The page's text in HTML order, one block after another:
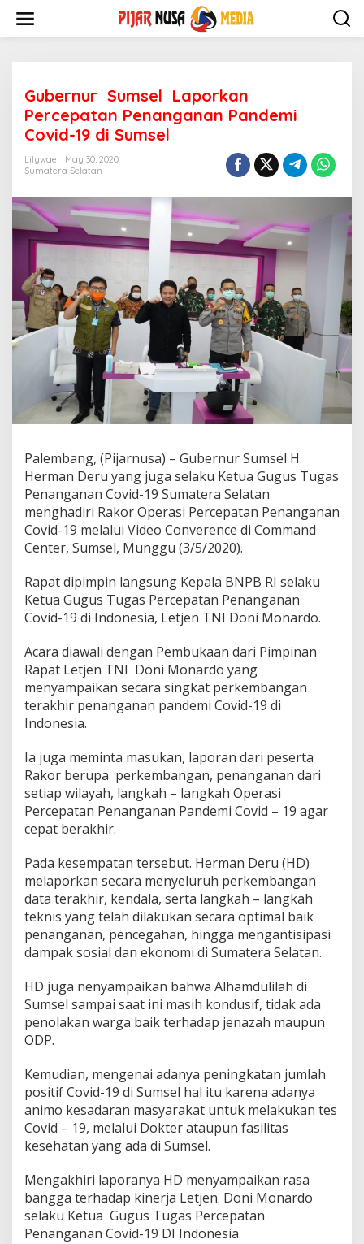
content
Gubernur Sumsel Laporkan
Percepatan Penanganan Pandemi
Covid-19 di Sumsel
Lilywae
May 30, 2020
Sumatera Selatan
Palembang, (Pijarnusa) – Gubernur Sumsel H.
Herman Deru yang juga selaku Ketua Gugus Tugas
Penanganan Covid-19 Sumatera Selatan
menghadiri Rakor Operasi Percepatan Penanganan
Covid-19 melalui Video Converence di Command
Center, Sumsel, Munggu (3/5/2020).
Rapat dipimpin langsung Kepala BNPB RI selaku
Ketua Gugus Tugas Percepatan Penanganan
Covid-19 di Indonesia, Letjen TNI Doni Monardo.
Acara diawali dengan Pembukaan dari Pimpinan
Rapat Letjen TNI Doni Monardo yang
menyampaikan secara singkat perkembangan
terakhir penanganan pandemi Covid-19 di
Indonesia.
Ia juga meminta masukan, laporan dari peserta
Rakor berupa perkembangan, penanganan dari
setiap wilayah, langkah – langkah Operasi
Percepatan Penanganan Pandemi Covid – 19 agar
cepat berakhir.
Pada kesempatan tersebut. Herman Deru (HD)
melaporkan secara menyeluruh perkembangan
data terakhir, kendala, serta langkah – langkah
teknis yang telah dilakukan secara optimal baik
penanganan, pencegahan, hingga mengantisipasi
dampak sosial dan ekonomi di Sumatera Selatan.
HD juga nenyampaikan bahwa Alhamdulilah di
Sumsel sampai saat ini masih kondusif, tidak ada
penolakan warga baik terhadap jenazah maupun
ODP.
Kemudian, mengenai adanya peningkatan jumlah
positif Covid-19 di Sumsel hal itu karena adanya
animo kesadaran masyarakat untuk melakukan tes
Covid – 19, melalui Dokter ataupun fasilitas
kesehatan yang ada di Sumsel.
Mengakhiri laporanya HD menyampaikan rasa
bangga terhadap kinerja Letjen. Doni Monardo
selaku Ketua Gugus Tugas Percepatan
Penanganan Covid-19 DI Indonesia.